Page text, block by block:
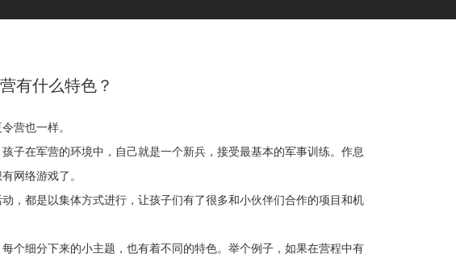
有什么特色？
营也一样。
在军营的环境中，自己就是一个新兵，接受最基本的军事训练。作息
网络游戏了。
都是以集体方式进行，让孩子们有了很多和小伙伴们合作的项目和机
细分下来的小主题，也有着不同的特色。举个例子，如果在营程中有